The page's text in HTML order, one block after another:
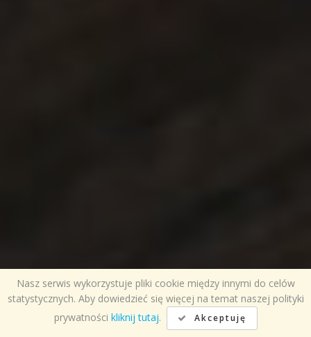
Nasz serwis wykorzystuje pliki cookie między innymi do celów
statystycznych. Aby dowiedzieć się więcej na temat naszej polityki
prywatności kliknij tutaj. Akceptuję